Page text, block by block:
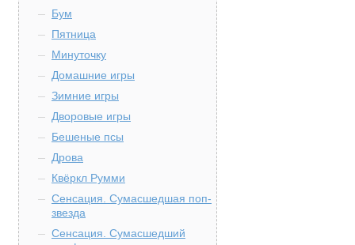
Бум
Пятница
Минуточку
Домашние игры
Зимние игры
Дворовые игры
Бешеные псы
Дрова
Квёркл Румми
Сенсация. Сумасшедшая поп-
звезда
Сенсация. Сумасшедший